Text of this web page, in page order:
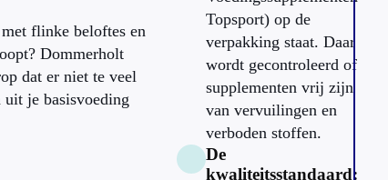
flinke beloftes en
Dommerholt
dat er niet te veel
je basisvoeding
Topsport) op de
verpakking staat. Daar
wordt gecontroleerd of
supplementen vrij zijn
van vervuilingen en
verboden stoffen.
De
kwaliteitsstandaard: